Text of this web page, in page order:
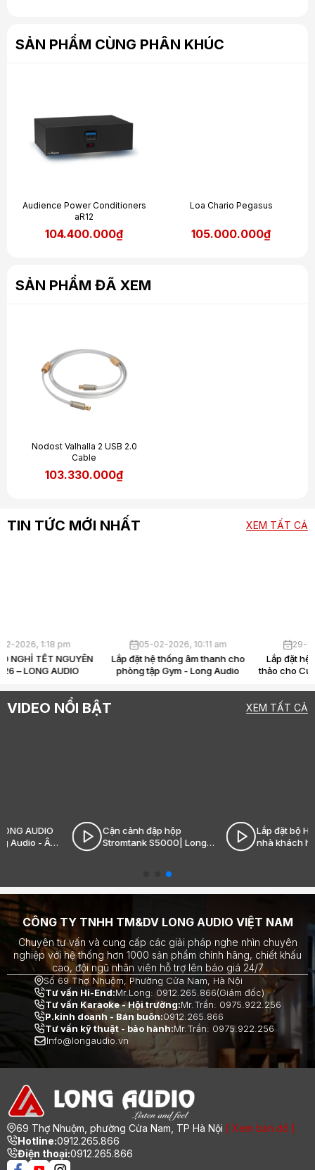
SẢN PHẨM CÙNG PHÂN KHÚC
Audience Power Conditioners
aR12
104.400.000₫
Loa Chario Pegasus
105.000.000₫
SẢN PHẨM ĐÃ XEM
Nodost Valhalla 2 USB 2.0
Cable
103.330.000₫
TIN TỨC MỚI NHẤT XEM TẤT CẢ
30-03-2026, 4:39 pm
Hi-End là gì? Vì sao giới
sẵn sàng chi hàng tỷ
13-02-2026, 1:18 pm
THÔNG BÁO NGHỈ TẾT NGUYÊN
ĐÁN 2026 – LONG AUDIO
Lắp
VIDEO NỔI BẬT XEM TẤT CẢ
Cận cảnh đập hộp
Stromtank S5000| Long
Audio - Âm thanh Hi-End
Lắp đặt bộ HK Audio tại
nhà khách hàng Ecopark|
Long Audio - Âm thanh
CÔNG TY TNHH TM&DV LONG AUDIO VIỆT NAM
Chuyên tư vấn và cung cấp các giải pháp nghe nhìn chuyên
nghiệp với hệ thống hơn 1000 sản phẩm chính hãng, chiết khấu
cao, đội ngũ nhân viên hỗ trợ lên báo giá 24/7
Số 69 Thợ Nhuộm, Phường Cửa Nam, Hà Nội
Tư vấn Hi-End:Mr.Long: 0912.265.866(Giám đốc)
Tư vấn Karaoke - Hội trường:Mr.Trần: 0975.922.256
P.kinh doanh - Bán buôn:0912.265.866
Tư vấn kỹ thuật - bảo hành:Mr.Trần: 0975.922.256
Info@longaudio.vn
69 Thợ Nhuộm, phường Cửa Nam, TP Hà Nội [ Xem bản đồ ]
Hotline:0912.265.866
Điện thoại:0912.265.866